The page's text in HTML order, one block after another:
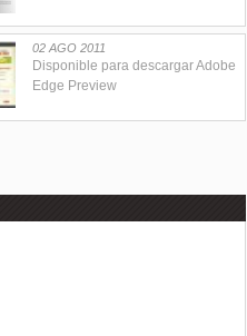
02 AGO 2011
Disponible para descargar Adobe
Edge Preview